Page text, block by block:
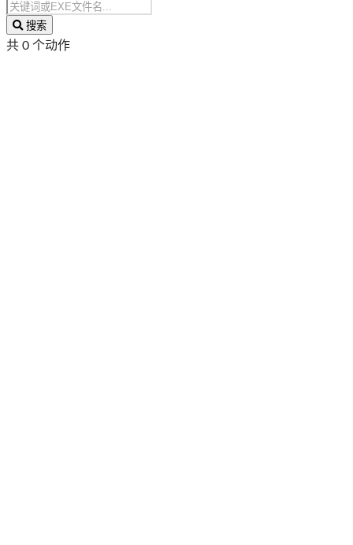
搜索
共 0 个动作